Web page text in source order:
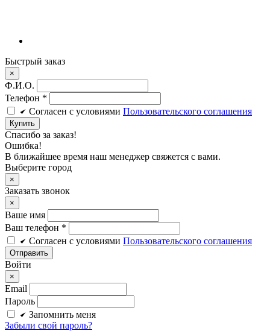
Быстрый заказ
×
Ф.И.О.
Телефон *
Cогласен c условиями Пользовательского соглашения
Купить
Спасибо за заказ!
Ошибка!
В ближайшее время наш менеджер свяжется с вами.
Выберите город
×
Заказать звонок
×
Ваше имя
Ваш телефон *
Cогласен c условиями Пользовательского соглашения
Войти
×
Email
Пароль
Запомнить меня
Забыли свой пароль?